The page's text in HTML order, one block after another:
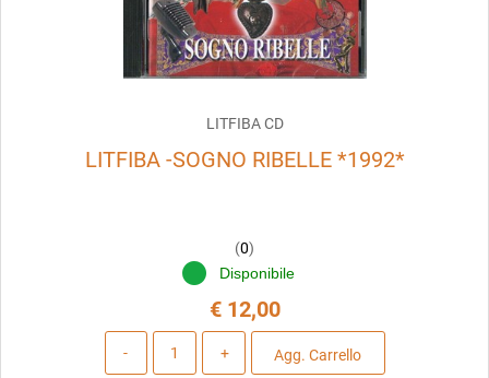
LITFIBA CD
LITFIBA -SOGNO RIBELLE *1992*
(0)
Disponibile
€ 12,00
Agg. Carrello